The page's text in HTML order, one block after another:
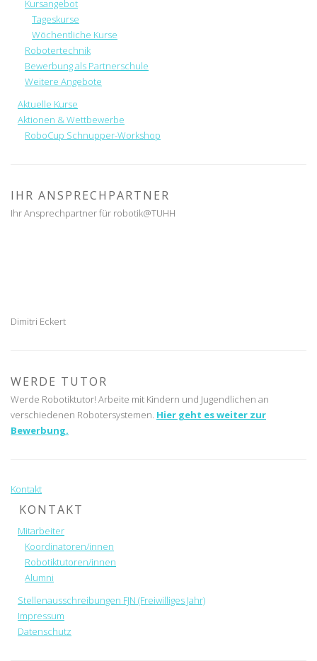
Kursangebot
Tageskurse
Wöchentliche Kurse
Robotertechnik
Bewerbung als Partnerschule
Weitere Angebote
Aktuelle Kurse
Aktionen & Wettbewerbe
RoboCup Schnupper-Workshop
IHR ANSPRECHPARTNER
Ihr Ansprechpartner für robotik@TUHH
Dimitri Eckert
WERDE TUTOR
Werde Robotiktutor! Arbeite mit Kindern und Jugendlichen an
verschiedenen Robotersystemen. Hier geht es weiter zur
Bewerbung.
Kontakt
KONTAKT
Mitarbeiter
Koordinatoren/innen
Robotiktutoren/innen
Alumni
Stellenausschreibungen FJN (Freiwilliges Jahr)
Impressum
Datenschutz